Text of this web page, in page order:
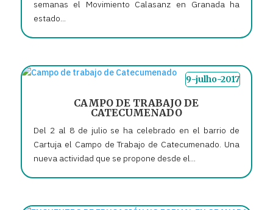
semanas el Movimiento Calasanz en Granada ha
estado...
CAMPO DE TRABAJO DE
CATECUMENADO
9-julho-2017
Del 2 al 8 de julio se ha celebrado en el barrio de
Cartuja el Campo de Trabajo de Catecumenado. Una
nueva actividad que se propone desde el...